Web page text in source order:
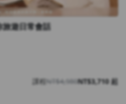
旅遊⽇常會話
課程NT$4,980NT$3,710 起